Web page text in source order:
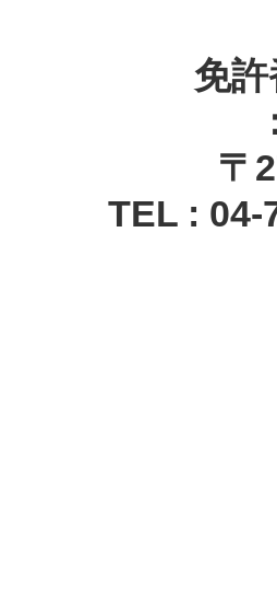
免
〒
TEL : 04-